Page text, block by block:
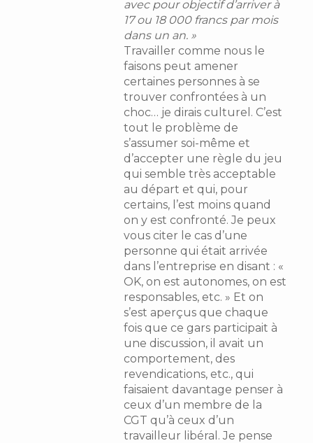
avec pour objectif d’arriver à
17 ou 18 000 francs par mois
dans un an. »
Travailler comme nous le
faisons peut amener
certaines personnes à se
trouver confrontées à un
choc… je dirais culturel. C’est
tout le problème de
s’assumer soi-même et
d’accepter une règle du jeu
qui semble très acceptable
au départ et qui, pour
certains, l’est moins quand
on y est confronté. Je peux
vous citer le cas d’une
personne qui était arrivée
dans l’entreprise en disant : «
OK, on est autonomes, on est
responsables, etc. » Et on
s’est aperçus que chaque
fois que ce gars participait à
une discussion, il avait un
comportement, des
revendications, etc., qui
faisaient davantage penser à
ceux d’un membre de la
CGT qu’à ceux d’un
travailleur libéral. Je pense